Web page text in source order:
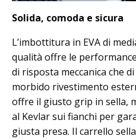
Solida, comoda e sicura
L’imbottitura in EVA di
qualità offre le
di risposta meccanica che
morbido rivestimento
offre il giusto grip in sella,
al Kevlar sui fianchi per
giusta presa. Il carrello